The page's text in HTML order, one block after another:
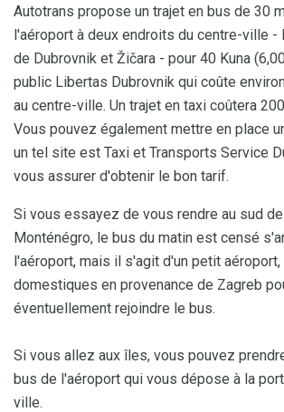
Autotrans propose un trajet en bus de 30
l'aéroport à deux endroits du centre-ville -
de Dubrovnik et Žičara - pour 40 Kuna
public Libertas Dubrovnik qui coûte
au centre-ville. Un trajet en taxi coûtera
Vous pouvez également mettre en place
un tel site est Taxi et Transports Service
vous assurer d'obtenir le bon tarif.
Si vous essayez de vous rendre au sud
Monténégro, le bus du matin est censé
l'aéroport, mais il s'agit d'un petit
domestiques en provenance de Zagreb
éventuellement rejoindre le bus.
Si vous allez aux îles, vous pouvez
bus de l'aéroport qui vous dépose à la
ville.